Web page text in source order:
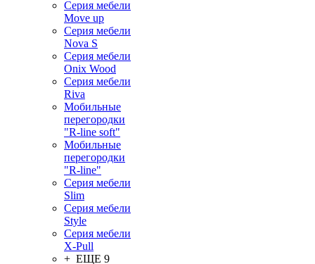
Серия мебели
Move up
Серия мебели
Nova S
Серия мебели
Onix Wood
Серия мебели
Riva
Мобильные
перегородки
"R-line soft"
Мобильные
перегородки
"R-line"
Серия мебели
Slim
Серия мебели
Style
Серия мебели
X-Pull
+ ЕЩЕ 9